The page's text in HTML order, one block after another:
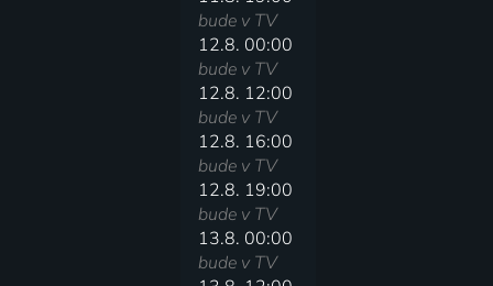
bude v TV
12.8. 00:00
bude v TV
12.8. 12:00
bude v TV
12.8. 16:00
bude v TV
12.8. 19:00
bude v TV
13.8. 00:00
bude v TV